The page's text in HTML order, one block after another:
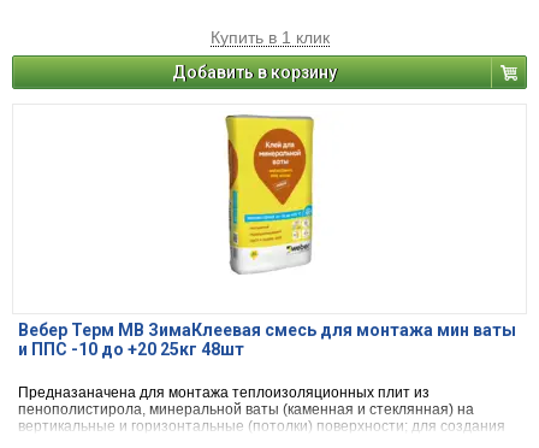
Купить в 1 клик
Добавить в корзину
Вебер Терм МВ ЗимаКлеевая смесь для монтажа мин ваты
и ППС -10 до +20 25кг 48шт
Предназаначена для монтажа теплоизоляционных плит из
пенополистирола, минеральной ваты (каменная и стеклянная) на
вертикальные и горизонтальные (потолки) поверхности; для создания